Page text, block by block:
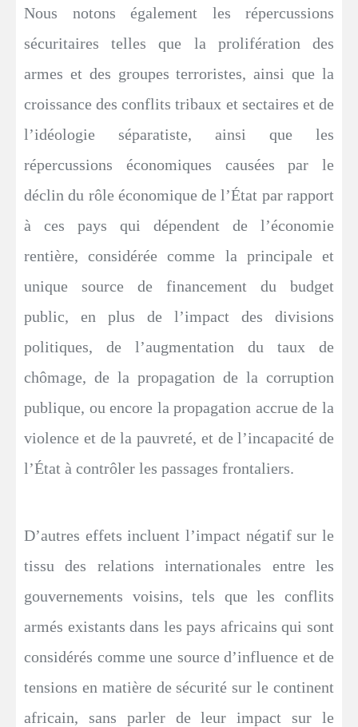
Nous notons également les répercussions
sécuritaires telles que la prolifération des
armes et des groupes terroristes, ainsi que la
croissance des conflits tribaux et sectaires et de
l’idéologie séparatiste, ainsi que les
répercussions économiques causées par le
déclin du rôle économique de l’État par rapport
à ces pays qui dépendent de l’économie
rentière, considérée comme la principale et
unique source de financement du budget
public, en plus de l’impact des divisions
politiques, de l’augmentation du taux de
chômage, de la propagation de la corruption
publique, ou encore la propagation accrue de la
violence et de la pauvreté, et de l’incapacité de
l’État à contrôler les passages frontaliers.
D’autres effets incluent l’impact négatif sur le
tissu des relations internationales entre les
gouvernements voisins, tels que les conflits
armés existants dans les pays africains qui sont
considérés comme une source d’influence et de
tensions en matière de sécurité sur le continent
africain, sans parler de leur impact sur le